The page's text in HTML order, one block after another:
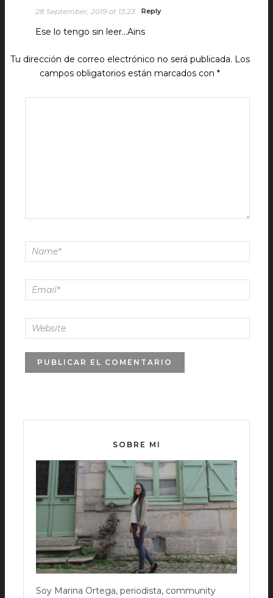
28 September, 2019 at 13:23 Reply
Ese lo tengo sin leer…Ains
Tu dirección de correo electrónico no será publicada. Los
campos obligatorios están marcados con*
SOBRE MI
Soy Marina Ortega, periodista, community